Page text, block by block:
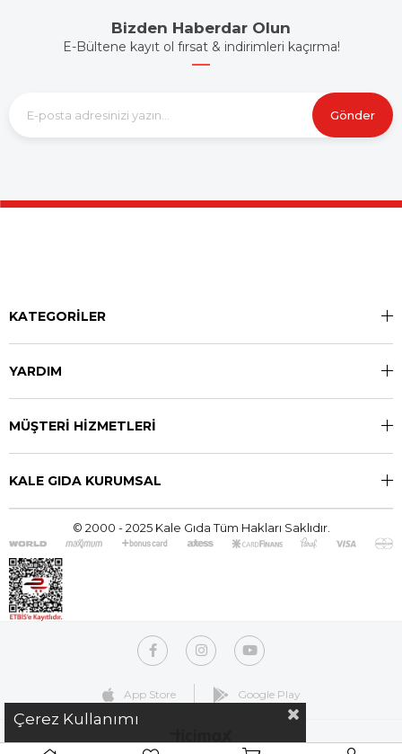
Bizden Haberdar Olun
E-Bültene kayıt ol fırsat & indirimleri kaçırma!
Gönder
KATEGORİLER
YARDIM
MÜŞTERİ HİZMETLERİ
KALE GIDA KURUMSAL
© 2000 - 2025 Kale Gıda Tüm Hakları Saklıdır.
App Store Google Play
Çerez Kullanımı